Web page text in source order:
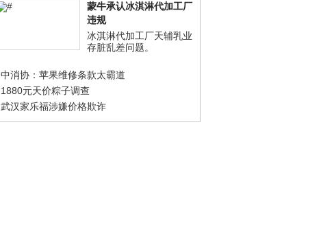
蒙牛承认冰淇淋代加工厂
违规
冰淇淋代加工厂天辅乳业
存脏乱差问题。
中消协：苹果维修条款太霸道
1880元天价粽子调查
武汉家乐福涉嫌价格欺诈